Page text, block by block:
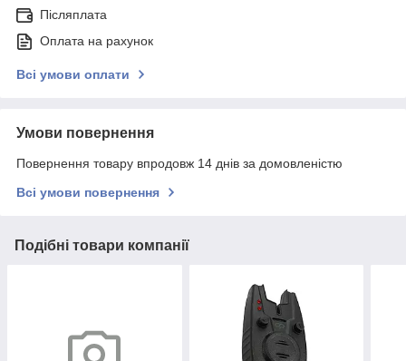
Післяплата
Оплата на рахунок
Всі умови оплати
Умови повернення
Повернення товару впродовж 14 днів за домовленістю
Всі умови повернення
Подібні товари компанії